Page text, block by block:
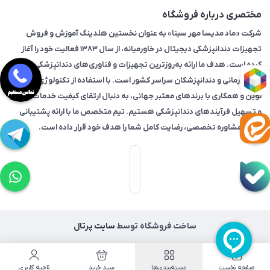
مختصری درباره فروشگاه
شرکت «ماد مدیسا مهر سینا» به عنوان نخستین هلدینگ آموزش و فروش
تجهیزات دندانپزشکی دیجیتال در خاورمیانه، از سال ۱۳۸۳ فعالیت خود را آغاز
کرده است. هدف ما ارائه به‌روزترین تجهیزات و فناوری‌های دندانپزشکی به
مراکز درمانی و دندانپزشکان سراسر کشور است. با استفاده از تکنولوژی‌های
نوین و همکاری با برندهای معتبر جهانی، به دنبال ارتقای کیفیت خدمات درمانی
و تسهیل فرآیندهای دندانپزشکی هستیم. تیم متخصص ما با ارائه پشتیبانی
فنی و مشاوره تخصصی، رضایت کامل شما را هدف خود قرار داده است.
ساخت فروشگاه توسط سایت پرتال
صفحه نخست دسته‌بندی‌ها سبد خرید ناحیه کاربری